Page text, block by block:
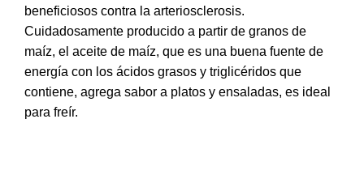
beneficiosos contra la arteriosclerosis.
Cuidadosamente producido a partir de granos de
maíz, el aceite de maíz, que es una buena fuente de
energía con los ácidos grasos y triglicéridos que
contiene, agrega sabor a platos y ensaladas, es ideal
para freír.